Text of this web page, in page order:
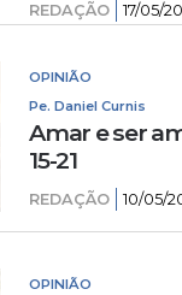
REDAÇÃO 17/05/
OPINIÃO
Pe. Daniel Curnis
Amar e ser
15-21
REDAÇÃO 10/05/
OPINIÃO